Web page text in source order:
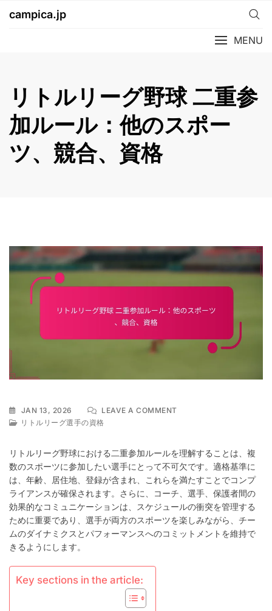
campica.jp
MENU
リトルリーグ野球 二重参
加ルール：他のスポー
ツ、競合、資格
JAN 13, 2026 LEAVE A COMMENTON
リ
ー
グ
野
球
二
重
参
リトルリーグ選手の資格
リトルリーグ野球における二重参加ルールを理解することは、複
数のスポーツに参加したい選手にとって不可欠です。適格基準に
は、年齢、居住地、登録が含まれ、これらを満たすことでコンプ
ライアンスが確保されます。さらに、コーチ、選手、保護者間の
効果的なコミュニケーションは、スケジュールの衝突を管理する
ために重要であり、選手が両方のスポーツを楽しみながら、チー
ムのダイナミクスとパフォーマンスへのコミットメントを維持で
きるようにします。
Key sections in the article: